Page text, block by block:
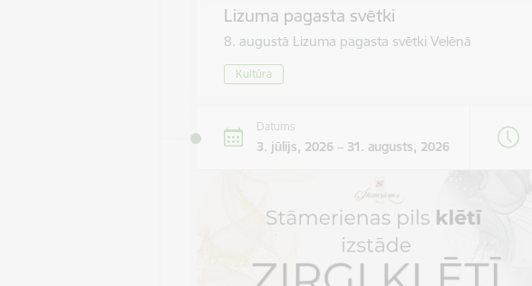
Lizuma pagasta svētki
8. augustā Lizuma pagasta svētki Velēnā
Kultūra
Datums
3. jūlijs, 2026 – 31. augusts, 2026